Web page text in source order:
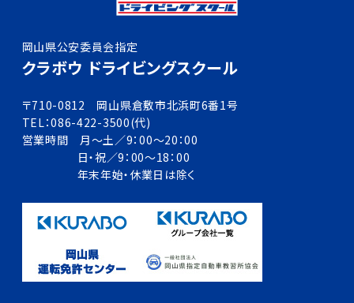
岡山県公安委員会指定
クラボウ ドライビングスクール
〒710-0812 岡山県倉敷市北浜町6番1号
TEL：086-422-3500(代)
営業時間 月～土／9：00～20：00
日・祝／9：00～18：00
年末年始・休業日は除く